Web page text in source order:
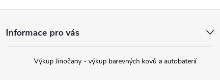
Informace pro vás
Výkup Jinočany - výkup barevných kovů a autobaterií